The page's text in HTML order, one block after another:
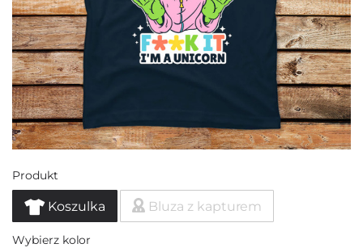
Produkt
Koszulka Bluza z kapturem
Wybierz kolor